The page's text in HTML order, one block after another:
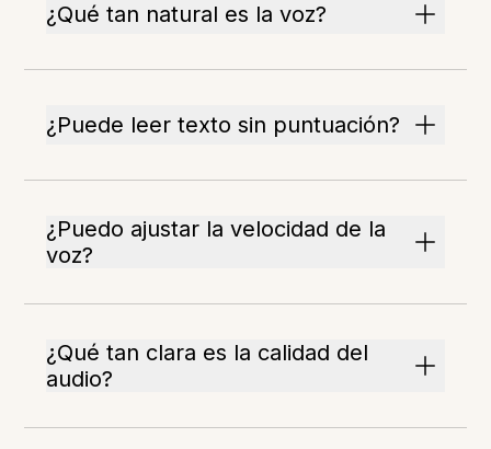
¿Qué tan natural es la voz?
¿Puede leer texto sin puntuación?
¿Puedo ajustar la velocidad de la
voz?
¿Qué tan clara es la calidad del
audio?